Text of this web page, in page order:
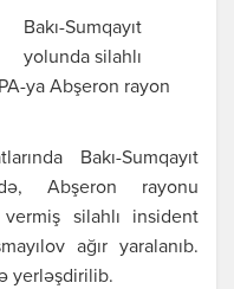
Bakı-Sumqayıt
yolunda silahlı
ya Abşeron rayon
Bakı-Sumqayıt
Abşeron rayonu
silahlı insident
ağır yaralanıb.
yerləşdirilib.